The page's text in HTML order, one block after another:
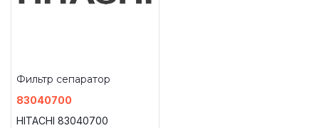
Фильтр сепаратор
83040700
HITACHI 83040700